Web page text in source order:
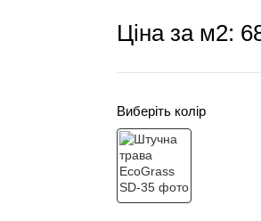
Ціна за м2:
Виберіть колір